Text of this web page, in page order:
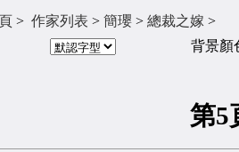
> 作家列表 > 簡瓔 > 總裁之嫁
背景顏
第